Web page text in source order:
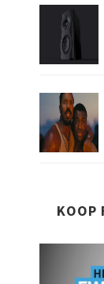
KOOP